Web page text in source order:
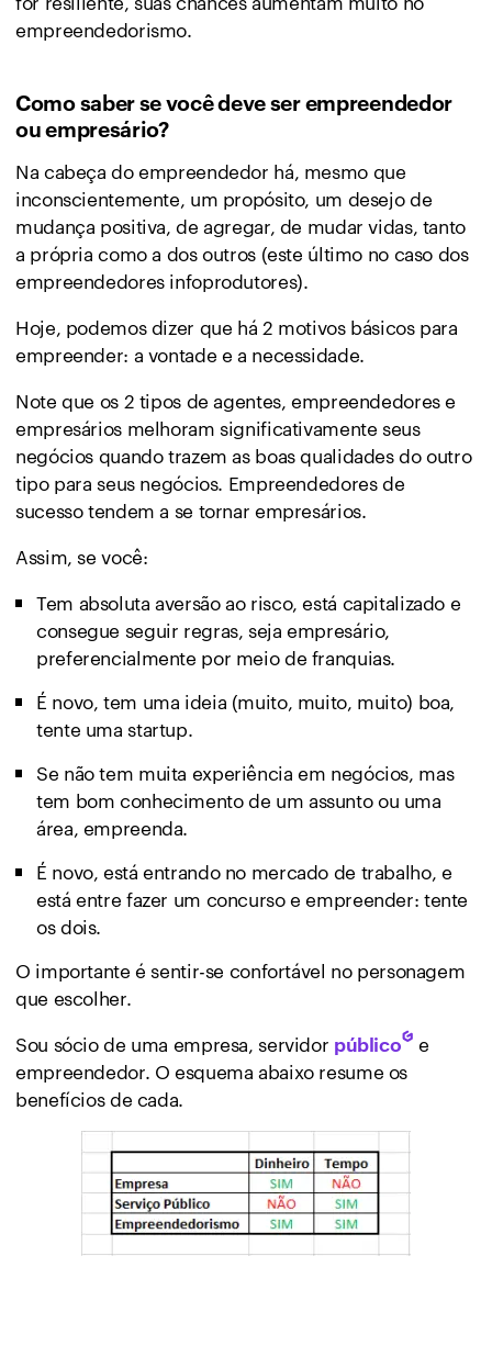
empreendedorismo.
Como saber se você deve ser empreendedor
ou empresário?
Na cabeça do empreendedor há, mesmo que
inconscientemente, um propósito, um desejo de
mudança positiva, de agregar, de mudar vidas, tanto
a própria como a dos outros (este último no caso dos
empreendedores infoprodutores).
Hoje, podemos dizer que há 2 motivos básicos para
empreender: a vontade e a necessidade.
Note que os 2 tipos de agentes, empreendedores e
empresários melhoram significativamente seus
negócios quando trazem as boas qualidades do outro
tipo para seus negócios. Empreendedores de
sucesso tendem a se tornar empresários.
Assim, se você:
Tem absoluta aversão ao risco, está capitalizado e
consegue seguir regras, seja empresário,
preferencialmente por meio de franquias.
É novo, tem uma ideia (muito, muito, muito) boa,
tente uma startup.
Se não tem muita experiência em negócios, mas
tem bom conhecimento de um assunto ou uma
área, empreenda.
É novo, está entrando no mercado de trabalho, e
está entre fazer um concurso e empreender: tente
os dois.
O importante é sentir-se confortável no personagem
que escolher.
Sou sócio de uma empresa, servidor público
e
empreendedor. O esquema abaixo resume os
benefícios de cada.